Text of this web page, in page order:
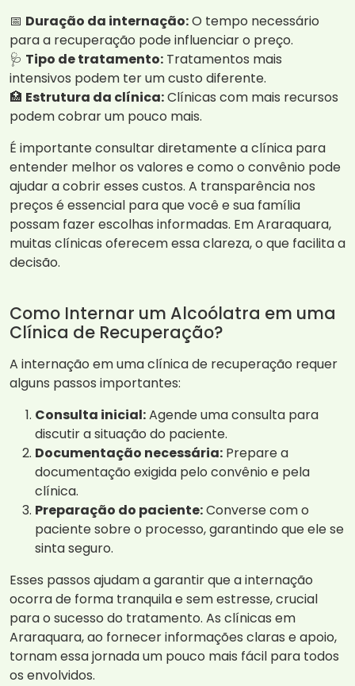
📅 Duração da internação:O tempo necessário
para a recuperação pode influenciar o preço.
🩺 Tipo de tratamento: Tratamentos mais
intensivos podem ter um custo diferente.
🏥 Estrutura da clínica:Clínicas com mais recursos
podem cobrar um pouco mais.
É importante consultar diretamente a clínica para
entender melhor os valores e como o convênio pode
ajudar a cobrir esses custos. A transparência nos
preços é essencial para que você e sua família
possam fazer escolhas informadas. Em Araraquara,
muitas clínicas oferecem essa clareza, o que facilita a
decisão.
Como Internar um Alcoólatra em uma
Clínica de Recuperação?
A internação em uma clínica de recuperação requer
alguns passos importantes:
Consulta inicial:Agende uma consulta para
discutir a situação do paciente.
Documentação necessária: Prepare a
documentação exigida pelo convênio e pela
clínica.
Preparação do paciente:Converse com o
paciente sobre o processo, garantindo que ele se
sinta seguro.
Esses passos ajudam a garantir que a internação
ocorra de forma tranquila e sem estresse, crucial
para o sucesso do tratamento. As clínicas em
Araraquara, ao fornecer informações claras e apoio,
tornam essa jornada um pouco mais fácil para todos
os envolvidos.